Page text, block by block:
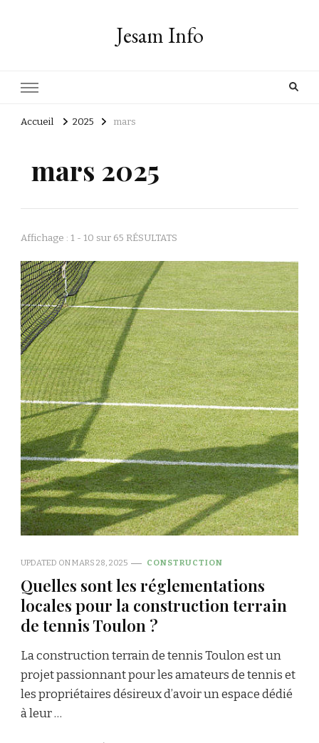
Jesam Info
Accueil 2025 mars
mars 2025
Affichage : 1 - 10 sur 65 RÉSULTATS
UPDATED ONMARS 28, 2025 CONSTRUCTION
Quelles sont les réglementations
locales pour la construction terrain
de tennis Toulon ?
La construction terrain de tennis Toulon est un
projet passionnant pour les amateurs de tennis et
les propriétaires désireux d’avoir un espace dédié
à leur …